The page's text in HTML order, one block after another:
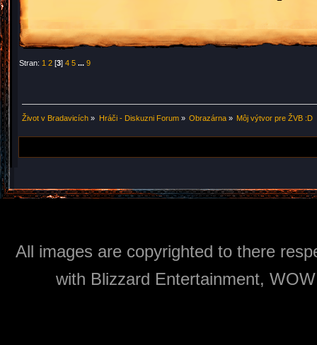
Stran: 1 2 [3]4 5 ...9
Život v Bradavicích » Hráči - Diskuzni Forum» Obrazárna» Môj výtvor pre ŽVB :D
All images are copyrighted to there
with Blizzard Entertainment,